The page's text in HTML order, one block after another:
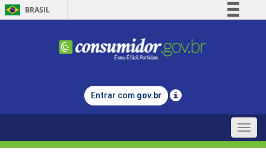
BRASIL
Comunica BR
Legislação
Entrar com gov.br
Toggle